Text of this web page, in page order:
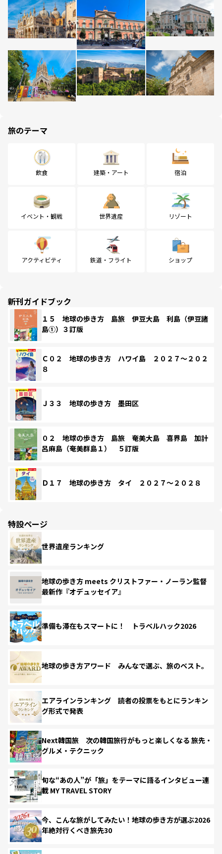
旅のテーマ
飲食 建築・アート 宿泊
イベント・観戦 世界遺産 リゾート
アクティビティ 鉄道・フライト ショップ
新刊ガイドブック
１５ 地球の歩き方 島旅 伊豆大島 利島（伊豆諸
島①）３訂版
Ｃ０２ 地球の歩き方 ハワイ島 ２０２７～２０２
８
Ｊ３３ 地球の歩き方 墨田区
０２ 地球の歩き方 島旅 奄美大島 喜界島 加計
呂麻島（奄美群島１） ５訂版
Ｄ１７ 地球の歩き方 タイ ２０２７～２０２８
特設ページ
世界遺産ランキング
地球の歩き方 meets クリストファー・ノーラン監督
最新作『オデュッセイア』
準備も滞在もスマートに！ トラベルハック2026
地球の歩き方アワード みんなで選ぶ、旅のベスト。
エアラインランキング 読者の投票をもとにランキン
グ形式で発表
Next韓国旅 次の韓国旅行がもっと楽しくなる 旅先・
グルメ・テクニック
旬な“あの人”が「旅」をテーマに語るインタビュー連
載 MY TRAVEL STORY
今、こんな旅がしてみたい！地球の歩き方が選ぶ2026
年絶対行くべき旅先30